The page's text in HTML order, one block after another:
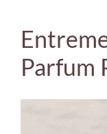
Parfum